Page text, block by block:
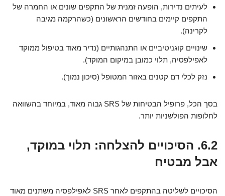
לעיתים נדירות, הופעה זמנית של התקפים שונים או החמרה של
התקפים קיימים בחודשים הראשונים (כשהרקמה מגיבה
לקרינה).
שינויים קוגניטיביים או התנהגותיים (נדיר מאוד בטיפול ממוקד
לאפילפסיה, תלוי כמובן במיקום המוקד).
נזק לכלי דם קטנים באזור המטופל (סיכון נמוך).
בסך הכל, פרופיל הבטיחות של SRS גבוה מאוד, במיוחד בהשוואה
לחלופות הפולשניות יותר.
6.2. הסיכויים להצלחה: תלוי במוקד,
אבל מבטיח
הסיכויים לשליטה בהתקפים לאחר SRS לאפילפסיה משתנים מאוד